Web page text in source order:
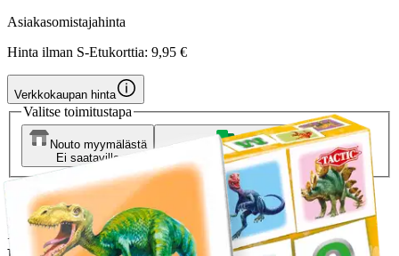
Asiakasomistajahinta
Hinta ilman S-Etukorttia: 9,95 €
Verkkokaupan hinta
Valitse toimitustapa
Nouto myymälästä
Ei saatavilla
Toimitus
Kotiin tai noutopisteeseen Alk. 0 €
Ilmainen toimitus yli 100 €:n tilauksille